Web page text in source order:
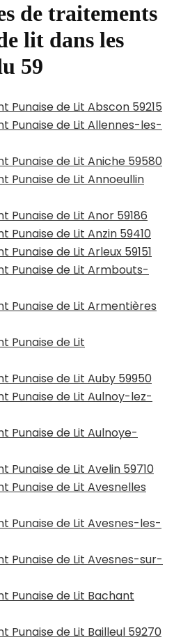
de traitements
lit dans les
59
Punaise de Lit Abscon 59215
Punaise de Lit Allennes-les-
Punaise de Lit Aniche 59580
Punaise de Lit Annoeullin
Punaise de Lit Anor 59186
Punaise de Lit Anzin 59410
de Lit Arleux 59151
Punaise de Lit Armbouts-
Punaise de Lit Armentières
Punaise de Lit
Punaise de Lit Auby 59950
Punaise de Lit Aulnoy-lez-
Punaise de Lit Aulnoye-
Punaise de Lit Avelin 59710
Punaise de Lit Avesnelles
Punaise de Lit Avesnes-les-
Punaise de Lit Avesnes-sur-
Punaise de Lit Bachant
Punaise de Lit Bailleul 59270